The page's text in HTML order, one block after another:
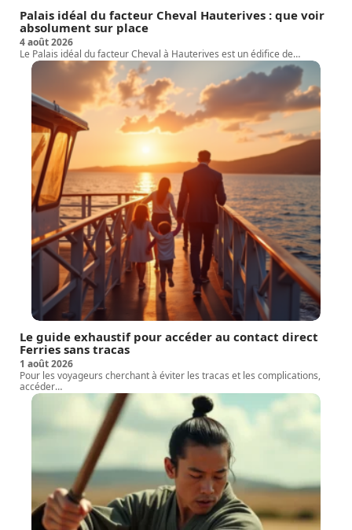
Palais idéal du facteur Cheval Hauterives : que voir
absolument sur place
4 août 2026
Le Palais idéal du facteur Cheval à Hauterives est un édifice de…
Le guide exhaustif pour accéder au contact direct
Ferries sans tracas
1 août 2026
Pour les voyageurs cherchant à éviter les tracas et les complications,
accéder…